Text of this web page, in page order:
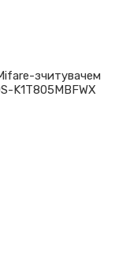
зчитувачем
K1T805MBFWX